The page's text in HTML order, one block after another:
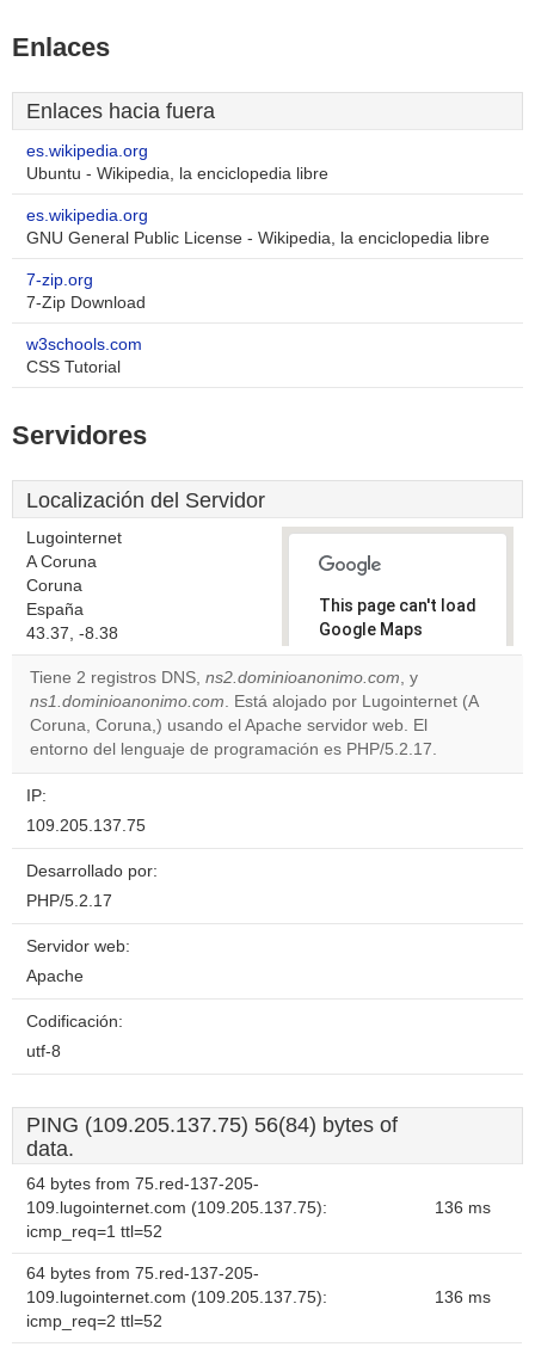
Enlaces
Enlaces hacia fuera
es.wikipedia.org
Ubuntu - Wikipedia, la enciclopedia libre
es.wikipedia.org
GNU General Public License - Wikipedia, la enciclopedia libre
7-zip.org
7-Zip Download
w3schools.com
CSS Tutorial
Servidores
Localización del Servidor
Lugointernet
A Coruna
Coruna
España
43.37, -8.38
This page can't load
Google Maps
correctly.
Do you
own this
website?
Tiene 2 registros DNS, ns2.dominioanonimo.com, y
ns1.dominioanonimo.com. Está alojado por Lugointernet (A
Coruna, Coruna,) usando el Apache servidor web. El
entorno del lenguaje de programación es PHP/5.2.17.
IP:
109.205.137.75
Desarrollado por:
PHP/5.2.17
Servidor web:
Apache
Codificación:
utf-8
PING (109.205.137.75) 56(84) bytes of
data.
64 bytes from 75.red-137-205-
109.lugointernet.com (109.205.137.75):
icmp_req=1 ttl=52
136 ms
64 bytes from 75.red-137-205-
109.lugointernet.com (109.205.137.75):
icmp_req=2 ttl=52
136 ms